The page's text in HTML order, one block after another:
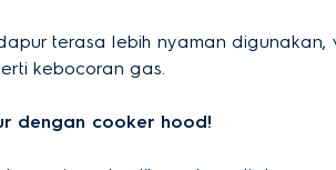
terasa lebih nyaman
kebocoran gas.
dengan cooker hood!